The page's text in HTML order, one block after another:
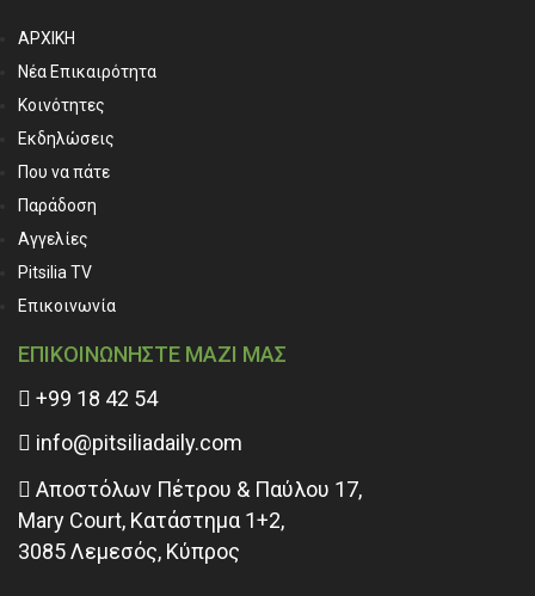
ΑΡΧΙΚΗ
Νέα Επικαιρότητα
Κοινότητες
Εκδηλώσεις
Που να πάτε
Παράδοση
Αγγελίες
Pitsilia TV
Επικοινωνία
ΕΠΙΚΟΙΝΩΝΗΣΤΕ ΜΑΖΙ ΜΑΣ
+99 18 42 54
info@pitsiliadaily.com
Αποστόλων Πέτρου & Παύλου 17,
Mary Court, Κατάστημα 1+2,
3085 Λεμεσός, Κύπρος